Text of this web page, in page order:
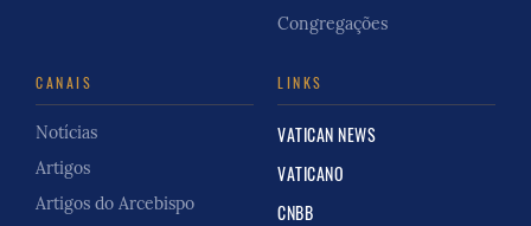
Congregações
CANAIS
Notícias
Artigos
Artigos do Arcebispo
LINKS
VATICAN NEWS
VATICANO
CNBB